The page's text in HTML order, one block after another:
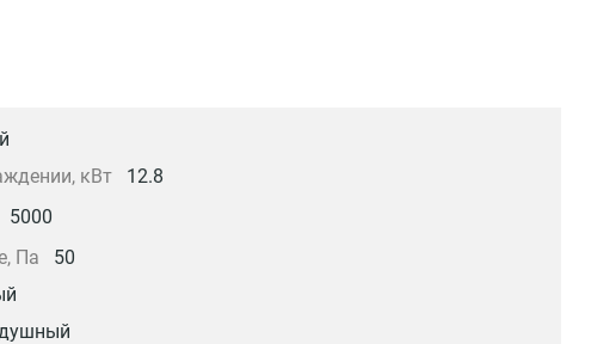
кВт
12.8
5000
Па
50